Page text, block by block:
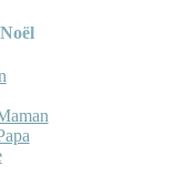
Noël